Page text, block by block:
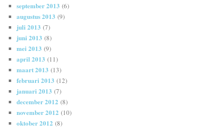
september 2013 (6)
augustus 2013 (9)
juli 2013 (7)
juni 2013 (8)
mei 2013 (9)
april 2013 (11)
maart 2013 (13)
februari 2013 (12)
januari 2013 (7)
december 2012 (8)
november 2012 (10)
oktober 2012 (8)